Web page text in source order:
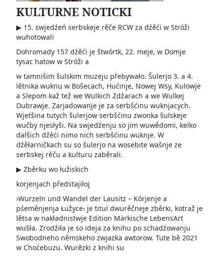
KULTURNE NOTICKI
▶ 15. swjedźeń serbskeje rěče RCW za dźěći w Stróži
wuhotowali
Dohromady 157 dźěći je štwórtk, 22. meje, w Domje
tysac hatow w Stróži a
w tamnišim šulskim muzeju přebywało. Šulerjo 3. a 4.
lětnika wuknu w Bošecach, Hućinje­, Nowej Wsy, Kulowje
a Slepom kaž tež we Wulkich Zdźarach a we Wulkej
Dubrawje. Zarjadowanje je za serbšćinu wuknjacych.
Wjetšina tutych šulerjow serbšćinu zwonka šulskeje
wučby njesłyši. Na swjedźenju so jim wuwědomi, kelko
dalšich dźěći nimo nich serbšćinu wuknje. W
dźěłarničkach su so šulerjo na wosebite wašnje ze
serbskej rěču a kulturu zaběrali.
▶ Zběrku wo łužiskich
korjenjach předstajiłoj
›Wurzeln und Wandel der Lausitz – Kórjenje a
pśeměnjenja Łužyce‹ je titul dwurěčneje zběrki, kotraž je
lětsa w nakładnistwje Edition Märkische LebensArt
wušła. Zrodźiła je so ideja za knihu po schadźowanju
Swobodneho němskeho zwjazka awtorow. Tute bě 2021
w Choćebuzu. Wurězki z knihi su